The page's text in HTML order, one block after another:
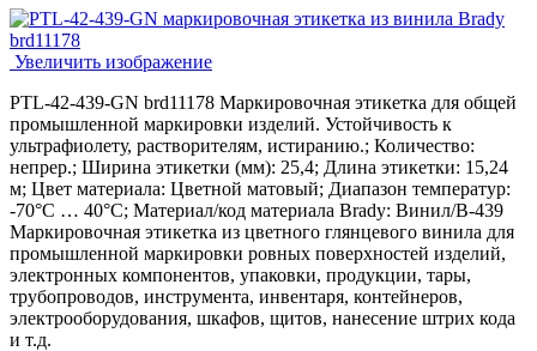
Увеличить изображение
PTL-42-439-GN brd11178 Маркировочная этикетка для общей
промышленной маркировки изделий. Устойчивость к
ультрафиолету, растворителям, истиранию.; Количество:
непрер.; Ширина этикетки (мм): 25,4; Длина этикетки: 15,24
м; Цвет материала: Цветной матовый; Диапазон температур:
-70°C … 40°C; Материал/код материала Brady: Винил/В-439
Маркировочная этикетка из цветного глянцевого винила для
промышленной маркировки ровных поверхностей изделий,
электронных компонентов, упаковки, продукции, тары,
трубопроводов, инструмента, инвентаря, контейнеров,
электрооборудования, шкафов, щитов, нанесение штрих кода
и т.д.